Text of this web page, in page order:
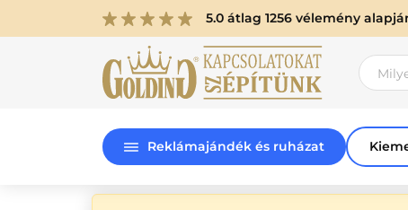
5.0 átlag 1256 vélemény
Reklámajándék és ruházat